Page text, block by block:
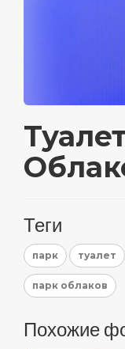
Теги
парк туалет
парк облаков
Похожие